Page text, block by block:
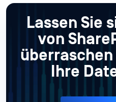
Lassen Sie
von
überraschen
Ihre